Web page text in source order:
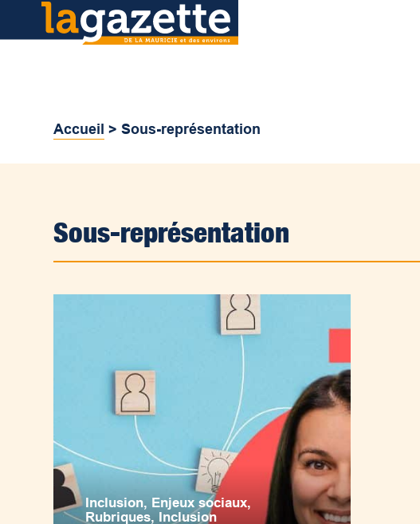
Accueil >Sous-représentation
Sous-représentation
Inclusion, Enjeux sociaux,
Rubriques, Inclusion